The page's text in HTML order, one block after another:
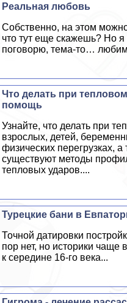
Реальная любовь
Собственно, на этом
что тут еще скажешь? Но
поговорю, тема-то…
Что делать при
помощь
Узнайте, что делать при
взрослых, детей,
физических перегрузках, а
существуют методы
тепловых ударов....
Турецкие бани в
Точной датировки
пор нет, но историки чаще
к середине 16-го века...